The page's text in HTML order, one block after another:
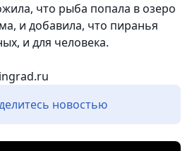
что рыба попала в озеро
и добавила, что пиранья
и для человека.
новостью